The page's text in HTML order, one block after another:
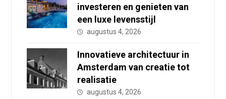
investeren en genieten van
een luxe levensstijl
augustus 4, 2026
Innovatieve architectuur in
Amsterdam van creatie tot
realisatie
augustus 4, 2026